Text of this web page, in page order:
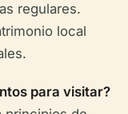
regulares.
local
para visitar?